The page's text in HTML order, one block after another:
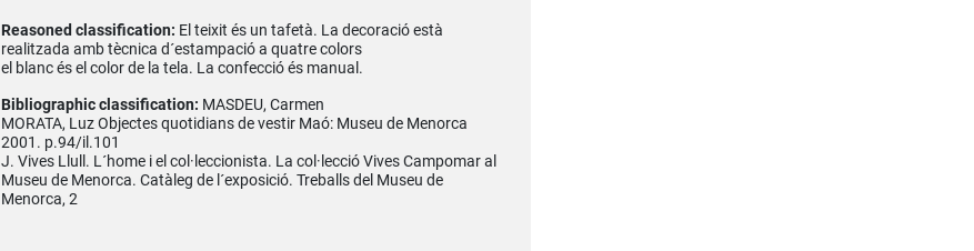
Reasoned classification: El teixit és un tafetà. La decoració està
realitzada amb tècnica d´estampació a quatre colors
el blanc és el color de la tela. La confecció és manual.
Bibliographic classification: MASDEU, Carmen
MORATA, Luz Objectes quotidians de vestir Maó: Museu de Menorca
2001. p.94/il.101
J. Vives Llull. L´home i el col·leccionista. La col·lecció Vives Campomar al
Museu de Menorca. Catàleg de l´exposició. Treballs del Museu de
Menorca, 2